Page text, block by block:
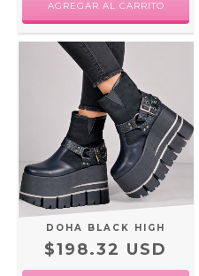
AGREGAR AL CARRITO
DOHA BLACK HIGH
$198.32 USD